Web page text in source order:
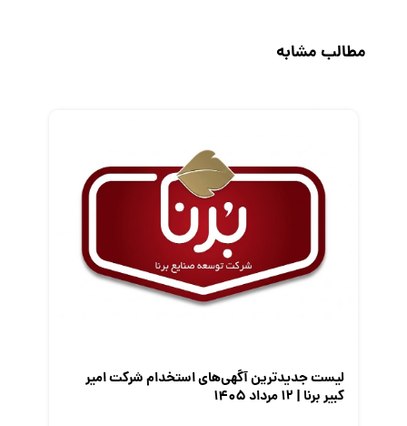
رزومه
گزارش‌های آماری
معرفی متخصصان منابع انسانی
مطالب مشابه
لیست جدیدترین آگهی‌های استخدام شرکت امیر
کبیر برنا | ۱۲ مرداد ۱۴۰۵